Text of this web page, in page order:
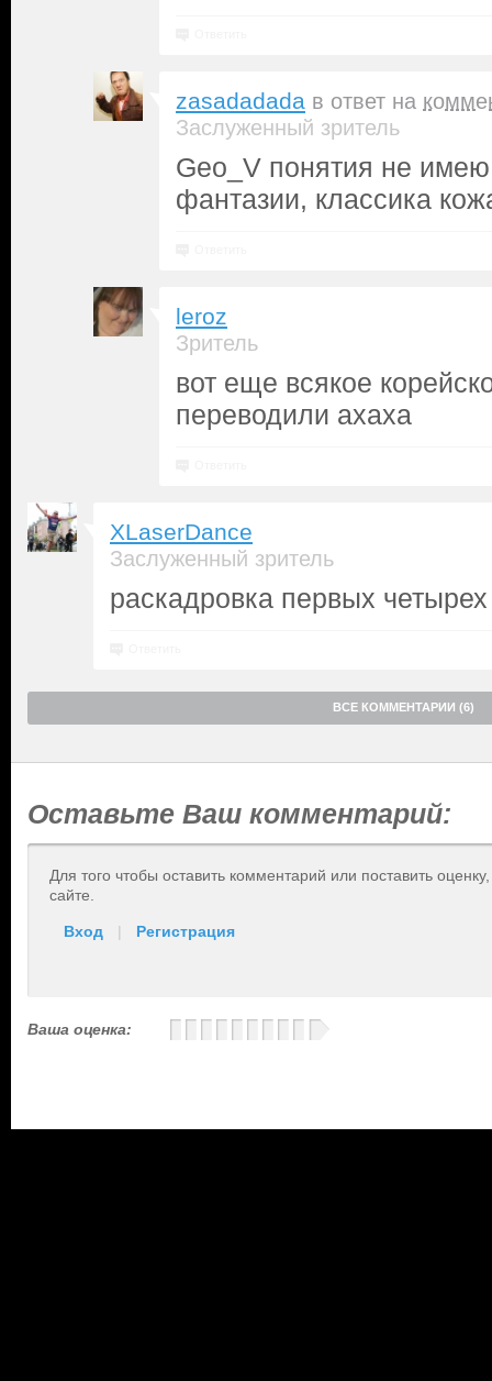
zasadadada в ответ на
Заслуженный зритель
Geo_V понятия не
фантазии, классика
leroz
Зритель
вот еще всякое
переводили ахаха
XLaserDance
Заслуженный зритель
раскадровка первых
ВСЕ КОММЕНТАРИИ (6)
Оставьте Ваш комментарий:
Для того чтобы оставить комментарий или поставить
сайте.
Вход | Регистрация
Ваша оценка: